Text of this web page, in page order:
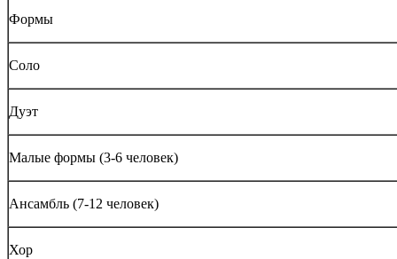
Формы
Соло
Дуэт
Малые формы (3-6 человек)
Ансамбль (7-12 человек)
Хор